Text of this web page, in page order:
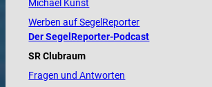
Michael Kunst
Werben auf SegelReporter
Der SegelReporter-Podcast
SR Clubraum
Fragen und Antworten